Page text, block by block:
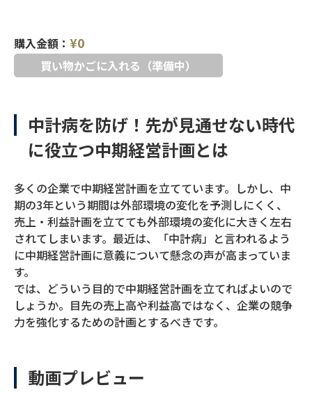
購入金額： ¥0
買い物かごに入れる（準備中）
中計病を防げ！先が見通せない時代
に役立つ中期経営計画とは
多くの企業で中期経営計画を立てています。しかし、中
期の3年という期間は外部環境の変化を予測しにくく、
売上・利益計画を立てても外部環境の変化に大きく左右
されてしまいます。最近は、「中計病」と言われるよう
に中期経営計画に意義について懸念の声が高まっていま
す。
では、どういう目的で中期経営計画を立てればよいので
しょうか。目先の売上高や利益高ではなく、企業の競争
力を強化するための計画とするべきです。
動画プレビュー